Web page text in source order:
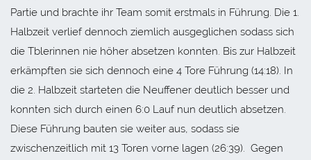
Partie und brachte ihr Team somit erstmals in Führung. Die 1.
Halbzeit verlief dennoch ziemlich ausgeglichen sodass sich
die Tblerinnen nie höher absetzen konnten. Bis zur Halbzeit
erkämpften sie sich dennoch eine 4 Tore Führung (14:18). In
die 2. Halbzeit starteten die Neuffener deutlich besser und
konnten sich durch einen 6:0 Lauf nun deutlich absetzen.
Diese Führung bauten sie weiter aus, sodass sie
zwischenzeitlich mit 13 Toren vorne lagen (26:39). Gegen